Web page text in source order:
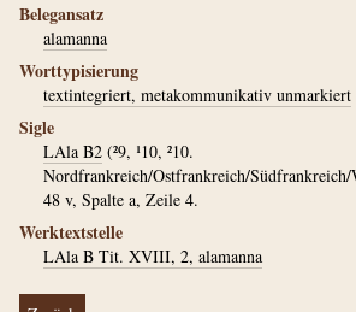
Belegansatz
alamanna
Worttypisierung
textintegriert, metakommunikativ unmarkiert
Sigle
LAla B2 (²9, ¹10, ²10.
Nordfrankreich/Ostfrankreich/Südfrankreich/
48 v, Spalte a, Zeile 4.
Werktextstelle
LAla B Tit. XVIII, 2, alamanna